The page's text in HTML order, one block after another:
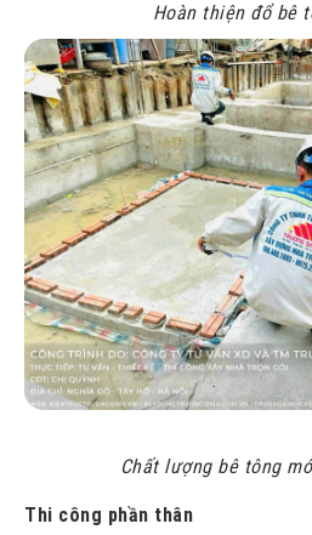
Hoàn thiện đổ bê
Chất lượng bê tông
Thi công phần thân